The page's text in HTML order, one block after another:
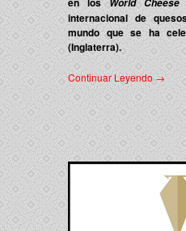
World Cheese
internacional de
mundo que se ha
(Inglaterra).
Continuar Leyendo →